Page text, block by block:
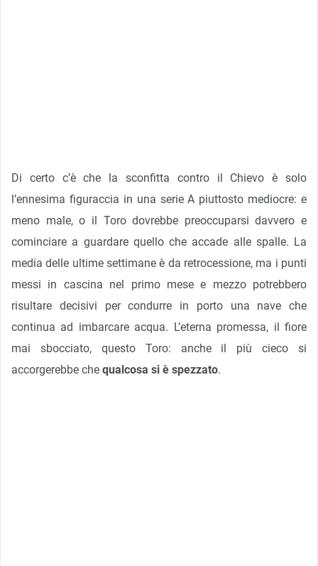
Di certo c’è che la sconfitta contro il Chievo è solo
l’ennesima figuraccia in una serie A piuttosto mediocre: e
meno male, o il Toro dovrebbe preoccuparsi davvero e
cominciare a guardare quello che accade alle spalle. La
media delle ultime settimane è da retrocessione, ma i punti
messi in cascina nel primo mese e mezzo potrebbero
risultare decisivi per condurre in porto una nave che
continua ad imbarcare acqua. L’eterna promessa, il fiore
mai sbocciato, questo Toro: anche il più cieco si
accorgerebbe che qualcosa si è spezzato.